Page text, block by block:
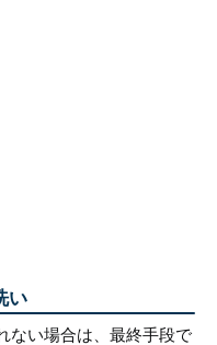
い
ない場合は、最終手段で